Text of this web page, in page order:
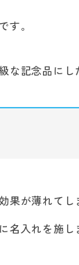
す。
な記念品に
が薄れてし
入れを施し